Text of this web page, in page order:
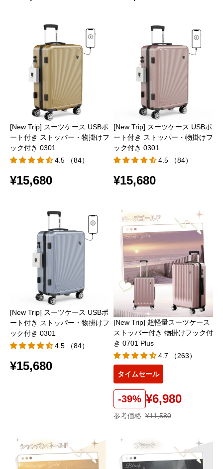
[New Trip] スーツケース USBポ
ート付き ストッパー・物掛けフ
ック付き 0301
4.5 （84）
¥15,680
[New Trip] スーツケース USBポ
ート付き ストッパー・物掛けフ
ック付き 0301
4.5 （84）
¥15,680
[New Trip] スーツケース USBポ
ート付き ストッパー・物掛けフ
ック付き 0301
4.5 （84）
¥15,680
[New Trip] 超軽量スーツケース
ストッパー付き 物掛けフック付
き 0701 Plus
4.7 （263）
タイムセール
-39% ¥6,980
参考価格: ¥11,580